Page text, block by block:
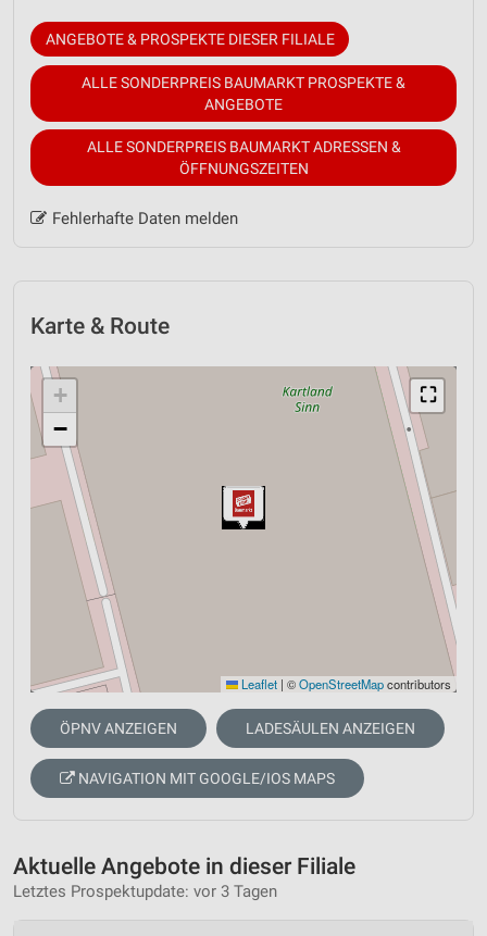
ANGEBOTE & PROSPEKTE DIESER FILIALE
ALLE SONDERPREIS BAUMARKT PROSPEKTE &
ANGEBOTE
ALLE SONDERPREIS BAUMARKT ADRESSEN &
ÖFFNUNGSZEITEN
Fehlerhafte Daten melden
Karte & Route
⛶
+
−
Leaflet | ©OpenStreetMapcontributors
ÖPNV ANZEIGEN LADESÄULEN ANZEIGEN
NAVIGATION MIT GOOGLE/IOS MAPS
Aktuelle Angebote in dieser Filiale
Letztes Prospektupdate: vor 3 Tagen